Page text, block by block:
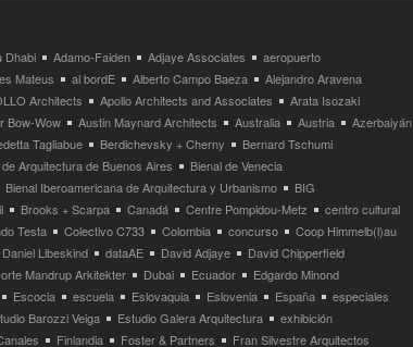
Dhabi Adamo-Faiden Adjaye Associates
aeropuerto
Mateus
al bordE Alberto Campo Baeza
Alejandro Aravena
Architects
Apollo Architects and Associates
Arata Isozaki
Bow-Wow
Austin Maynard Architects Australia Austria
Azerbaiyán
Tagliabue
Berdichevsky + Cherny
Bernard Tschumi
Arquitectura de Buenos Aires
Bienal de Venecia
Bienal Iberoamericana de Arquitectura y Urbanismo
BIG
Brooks + Scarpa Canadá Centre Pompidou-Metz
centro cultural
Testa
Colectivo C733 Colombia concurso
Coop Himmelb(l)au
Daniel Libeskind
dataAE David Adjaye
David Chipperfield
Mandrup Arkitekter
Dubai Ecuador
Edgardo Minond
Escocia
escuela Eslovaquia Eslovenia España
especiales
Barozzi Veiga
Estudio Galera Arquitectura
exhibición
Finlandia Foster & Partners
Fran Silvestre Arquitectos